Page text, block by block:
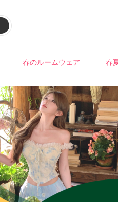
春のルームウェア 春